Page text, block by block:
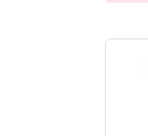
Ga